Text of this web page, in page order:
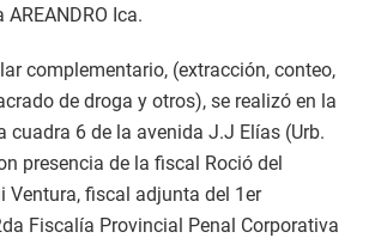
Ica.
complementario, (extracción, conteo,
de droga y otros), se realizó en la
cuadra 6 de la avenida J.J Elías (Urb.
presencia de la fiscal Roció del
Ventura, fiscal adjunta del 1er
Fiscalía Provincial Penal Corporativa